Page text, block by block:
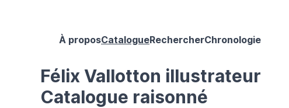
À proposCatalogueRechercherChronologie
Félix Vallotton illustrateur
Catalogue raisonné